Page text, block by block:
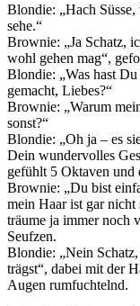
Blondie: „Hach
sehe.“
Brownie: „Ja Schatz,
wohl gehen mag“,
Blondie: „Was hast
gemacht, Liebes?“
Brownie: „Warum
sonst?“
Blondie: „Oh ja – es
Dein wundervolles
gefühlt 5 Oktaven
Brownie: „Du bist
mein Haar ist gar
träume ja immer noch
Seufzen.
Blondie: „Nein
trägst“, dabei mit der
Augen rumfuchtelnd.